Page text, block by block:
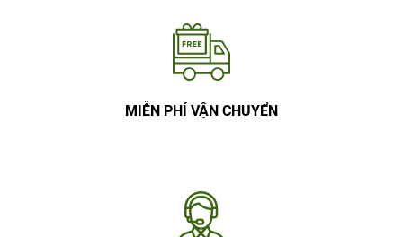
MIỄN PHÍ VẬN CHUYỂN